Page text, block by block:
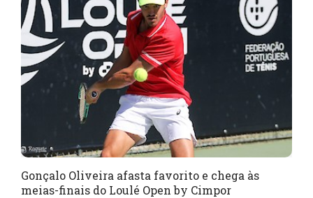
Gonçalo Oliveira afasta favorito e chega às
meias-finais do Loulé Open by Cimpor